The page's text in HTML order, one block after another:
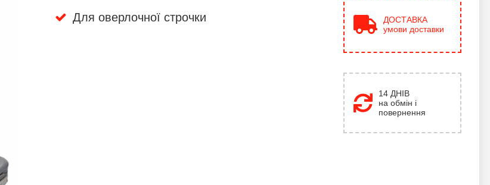
Для оверлочної строчки
ДОСТАВКА
умови доставки
14 ДНІВ
на обмін і
повернення